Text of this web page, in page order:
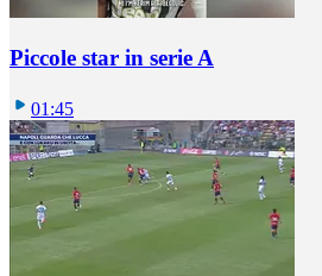
Piccole star in serie A
01:45